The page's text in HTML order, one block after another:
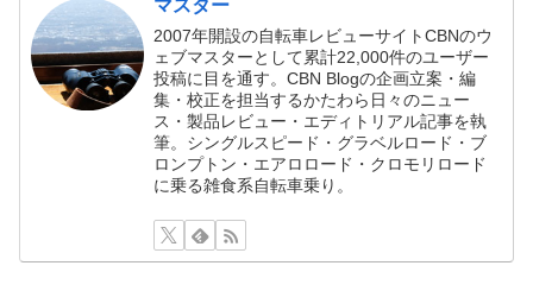
マスター
2007年開設の自転車レビューサイトCBNのウ
ェブマスターとして累計22,000件のユーザー
投稿に目を通す。CBN Blogの企画立案・編
集・校正を担当するかたわら日々のニュー
ス・製品レビュー・エディトリアル記事を執
筆。シングルスピード・グラベルロード・ブ
ロンプトン・エアロロード・クロモリロード
に乗る雑食系自転車乗り。